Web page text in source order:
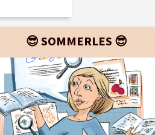
😎 SOMMERLES 😎